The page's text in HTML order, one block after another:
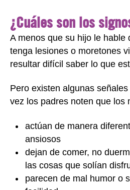
¿Cuáles son los
A menos que su hijo le hable
tenga lesiones o moretones
resultar difícil saber lo que
Pero existen algunas señales
vez los padres noten que los
actúan de manera
ansiosos
dejan de comer, no
las cosas que solían
parecen de mal humor o